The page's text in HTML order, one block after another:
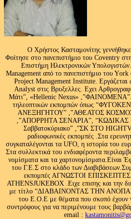
Ο Χρήστος Κασταμονίτης
Φοίτησε στο πανεπιστήμιο του Coventry
Επιστήμη Ηλεκτρονικών
Management από το πανεπιστήμιο του Υork
Project Management Institute. Εργάζεται
Analyst στις Βρυξελλες. Εχει
Μάτι”, «Hellenic Nexus» ,”ΦΑΙΝΟΜΕΝΑ”.
τηλεοπτικών εκπομπών όπως
ΑΝΕΞΗΓΗΤΟΥ” ,”ΑΘΕΑΤΟΣ
,”ΑΠΟΡΡΗΤΑ ΣΕΝΑΡΙΑ”, “ΚΩΔΙΚΑΣ
Σαββατοκύριακο” ,”ΣΚ ΣΤΟ
ραδιοφωνικές εκπομπές .Στα
συγκαταλέγονται τα UFO, η ιστορία του
Στα συλλεκτικά του ενδιαφέροντα
νομίσματα και τα χαρτονομίσματα.Είναι
του Γ.Ε.Σ στο κλάδο των
εκπομπές ΑΓΝΩΣΤΟΙ
ATHENSJUKEBOX .Ειχε επισης και την
με τίτλο “ΔΙΑΒΑΙΝΟΝΤΑΣ ΤΗΝ
του Ε.Ο.Ε με θέματα που σκοπό έχουν
συντρόφους για να περιμένουμε τους
email :